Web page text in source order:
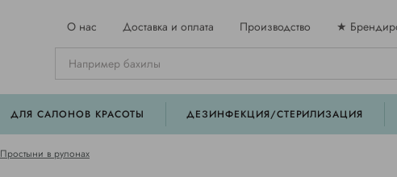
О нас Доставка и оплата Производство ★
ДЛЯ САЛОНОВ КРАСОТЫ ДЕЗИНФЕКЦИЯ/СТЕРИЛИЗАЦИЯ
Простыни в рулонах